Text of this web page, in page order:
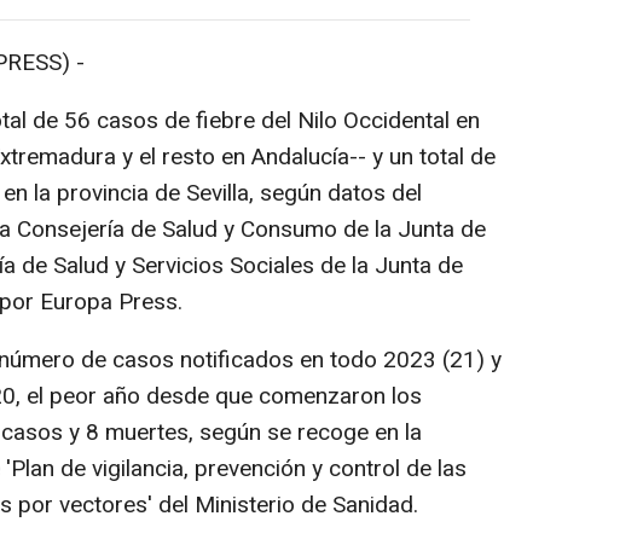
-
de 56 casos de fiebre del Nilo Occidental en
y el resto en Andalucía-- y un total de
la provincia de Sevilla, según datos del
Consejería de Salud y Consumo de la Junta de
de Salud y Servicios Sociales de la Junta de
Europa Press.
de casos notificados en todo 2023 (21) y
el peor año desde que comenzaron los
y 8 muertes, según se recoge en la
de vigilancia, prevención y control de las
por vectores' del Ministerio de Sanidad.